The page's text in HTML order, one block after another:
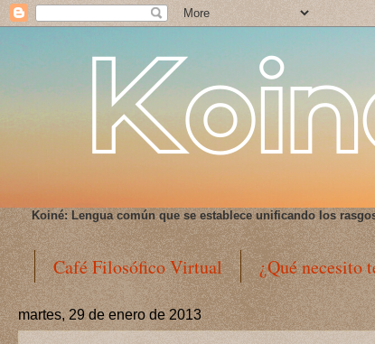
Koiné: Lengua común que se establece unificando los
Café Filosófico Virtual ¿Qué necesito
martes, 29 de enero de 2013